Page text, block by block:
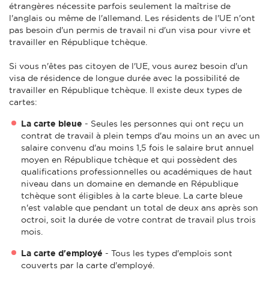
étrangères nécessite parfois seulement la maîtrise de
l'anglais ou même de l'allemand. Les résidents de l'UE n'ont
pas besoin d'un permis de travail ni d'un visa pour vivre et
travailler en République tchèque.
Si vous n'êtes pas citoyen de l'UE, vous aurez besoin d'un
visa de résidence de longue durée avec la possibilité de
travailler en République tchèque. Il existe deux types de
cartes:
La carte bleue - Seules les personnes qui ont reçu un
contrat de travail à plein temps d'au moins un an avec un
salaire convenu d'au moins 1,5 fois le salaire brut annuel
moyen en République tchèque et qui possèdent des
qualifications professionnelles ou académiques de haut
niveau dans un domaine en demande en République
tchèque sont éligibles à la carte bleue. La carte bleue
n'est valable que pendant un total de deux ans après son
octroi, soit la durée de votre contrat de travail plus trois
mois.
La carte d'employé - Tous les types d'emplois sont
couverts par la carte d'employé.